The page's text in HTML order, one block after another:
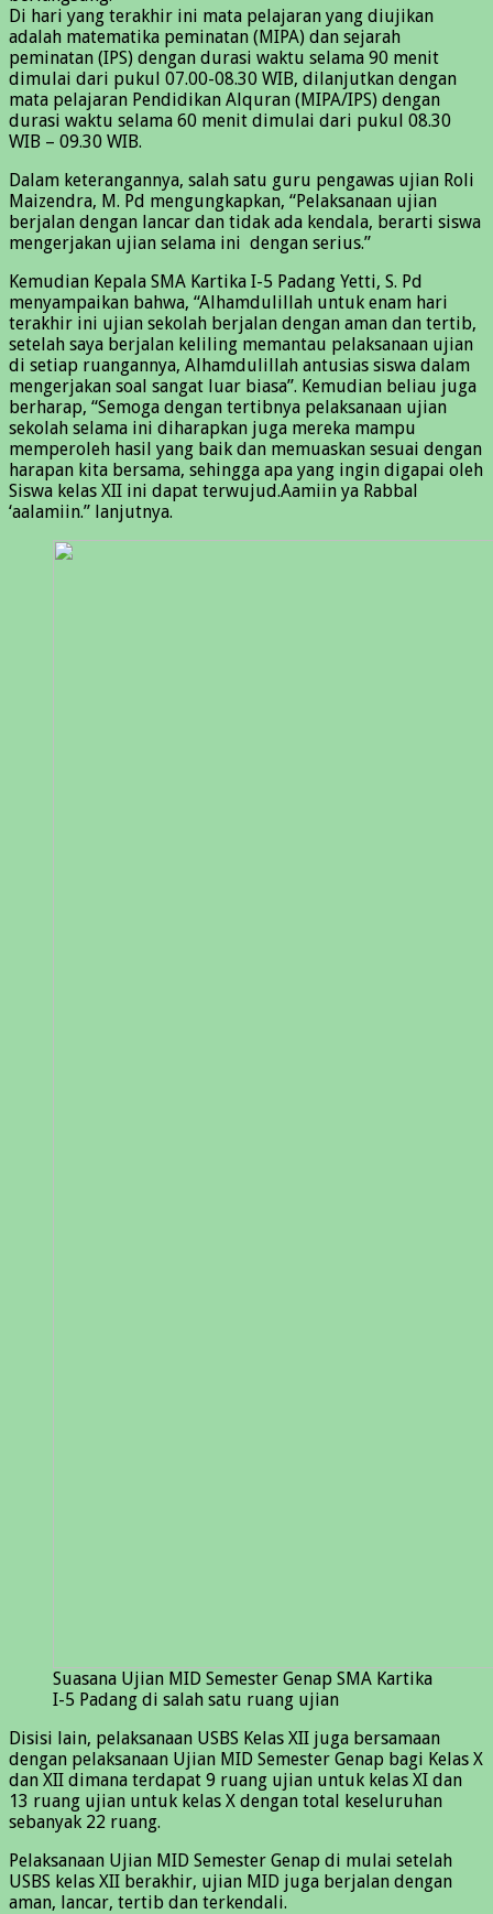
Di hari yang terakhir ini mata pelajaran yang diujikan
adalah matematika peminatan (MIPA) dan sejarah
peminatan (IPS) dengan durasi waktu selama 90 menit
dimulai dari pukul 07.00-08.30 WIB, dilanjutkan dengan
mata pelajaran Pendidikan Alquran (MIPA/IPS) dengan
durasi waktu selama 60 menit dimulai dari pukul 08.30
WIB – 09.30 WIB.
Dalam keterangannya, salah satu guru pengawas ujian Roli
Maizendra, M. Pd mengungkapkan, “Pelaksanaan ujian
berjalan dengan lancar dan tidak ada kendala, berarti siswa
mengerjakan ujian selama ini dengan serius.”
Kemudian Kepala SMA Kartika I-5 Padang Yetti, S. Pd
menyampaikan bahwa, “Alhamdulillah untuk enam hari
terakhir ini ujian sekolah berjalan dengan aman dan tertib,
setelah saya berjalan keliling memantau pelaksanaan ujian
di setiap ruangannya, Alhamdulillah antusias siswa dalam
mengerjakan soal sangat luar biasa”. Kemudian beliau juga
berharap, “Semoga dengan tertibnya pelaksanaan ujian
sekolah selama ini diharapkan juga mereka mampu
memperoleh hasil yang baik dan memuaskan sesuai dengan
harapan kita bersama, sehingga apa yang ingin digapai oleh
Siswa kelas XII ini dapat terwujud.Aamiin ya Rabbal
‘aalamiin.” lanjutnya.
Suasana Ujian MID Semester Genap SMA Kartika
I-5 Padang di salah satu ruang ujian
Disisi lain, pelaksanaan USBS Kelas XII juga bersamaan
dengan pelaksanaan Ujian MID Semester Genap bagi Kelas X
dan XII dimana terdapat 9 ruang ujian untuk kelas XI dan
13 ruang ujian untuk kelas X dengan total keseluruhan
sebanyak 22 ruang.
Pelaksanaan Ujian MID Semester Genap di mulai setelah
USBS kelas XII berakhir, ujian MID juga berjalan dengan
aman, lancar, tertib dan terkendali.